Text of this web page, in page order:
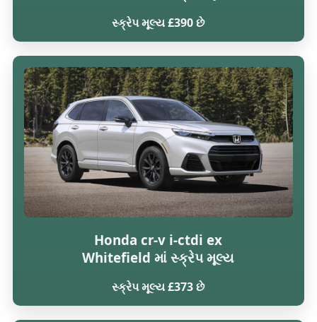
સ્ક્રેપ મૂલ્ય £390 છે
Honda cr-v i-ctdi ex
Whitefield માં સ્ક્રેપ મૂલ્ય
સ્ક્રેપ મૂલ્ય £373 છે